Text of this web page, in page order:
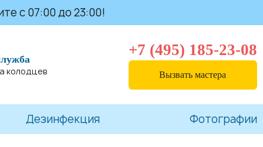
с 07:00 до 23:00!
колодцев
+7 (495) 185-23-08
Вызвать мастера
Дезинфекция Фотографии